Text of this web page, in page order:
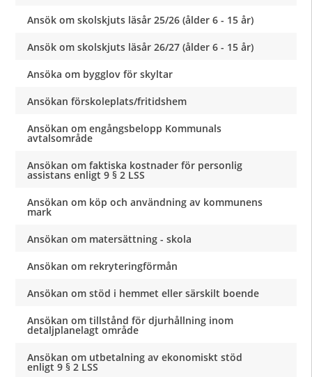
Ansök om skolskjuts läsår 25/26 (ålder 6 - 15 år)
Ansök om skolskjuts läsår 26/27 (ålder 6 - 15 år)
Ansöka om bygglov för skyltar
Ansökan förskoleplats/fritidshem
Ansökan om engångsbelopp Kommunals
avtalsområde
Ansökan om faktiska kostnader för personlig
assistans enligt 9 § 2 LSS
Ansökan om köp och användning av kommunens
mark
Ansökan om matersättning - skola
Ansökan om rekryteringförmån
Ansökan om stöd i hemmet eller särskilt boende
Ansökan om tillstånd för djurhållning inom
detaljplanelagt område
Ansökan om utbetalning av ekonomiskt stöd
enligt 9 § 2 LSS